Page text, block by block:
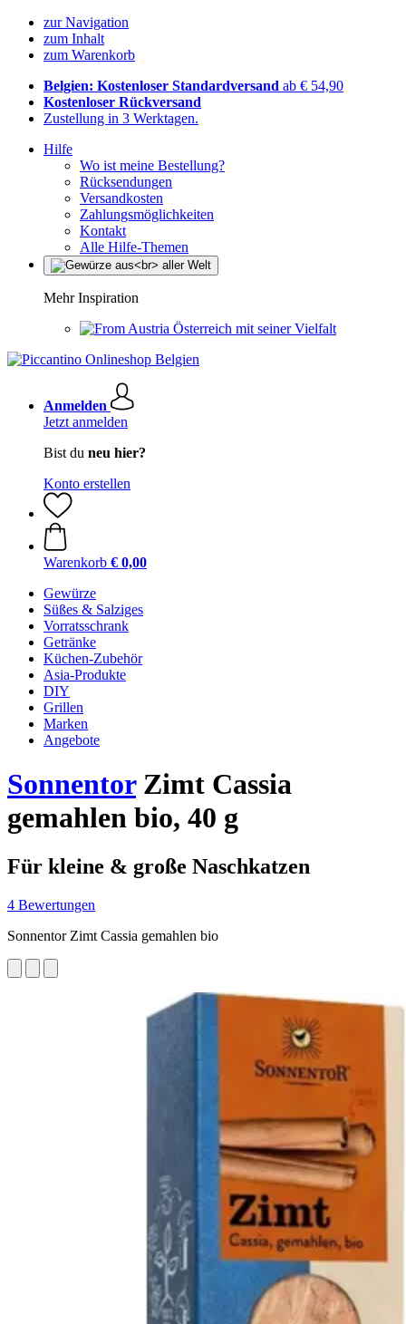
zur Navigation
zum Inhalt
zum Warenkorb
Belgien: Kostenloser Standardversand ab € 54,90
Kostenloser Rückversand
Zustellung in 3 Werktagen.
Hilfe
Wo ist meine Bestellung?
Rücksendungen
Versandkosten
Zahlungsmöglichkeiten
Kontakt
Alle Hilfe-Themen
Mehr Inspiration
Österreich mit seiner Vielfalt
Anmelden
Jetzt anmelden
Bist du neu hier?
Konto erstellen
Warenkorb € 0,00
Gewürze
Süßes & Salziges
Vorratsschrank
Getränke
Küchen-Zubehör
Asia-Produkte
DIY
Grillen
Marken
Angebote
SonnentorZimt Cassia
gemahlen bio, 40 g
Für kleine & große Naschkatzen
4 Bewertungen
Sonnentor Zimt Cassia gemahlen bio